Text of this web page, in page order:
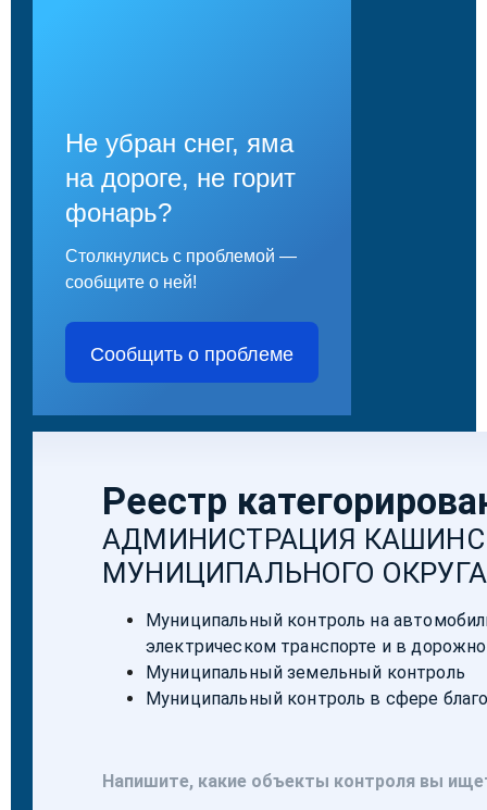
Не убран снег, яма
на дороге, не горит
фонарь?
Столкнулись с проблемой —
сообщите о ней!
Сообщить о проблеме